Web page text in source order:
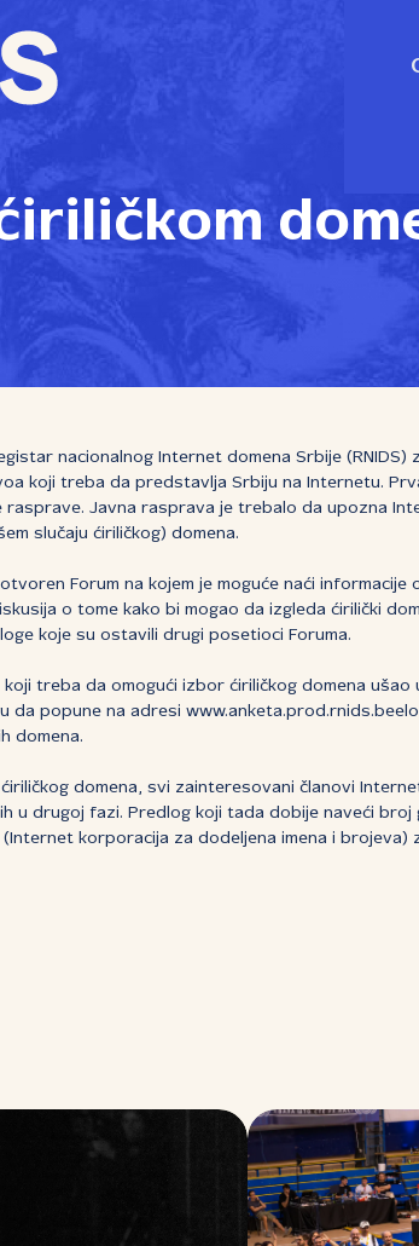
nacionalnog Internet domena Srbije
koji treba da predstavlja Srbiju na Internetu.
rasprave. Javna rasprava je trebalo da upozna
slučaju ćiriličkog) domena.
otvoren Forum na kojem je moguće naći
o tome kako bi mogao da izgleda ćirilički
koje su ostavili drugi posetioci Foruma.
treba da omogući izbor ćiriličkog domena
da popune na adresi
domena.
domena, svi zainteresovani članovi
u drugoj fazi. Predlog koji tada dobije naveći
(Internet korporacija za dodeljena imena i